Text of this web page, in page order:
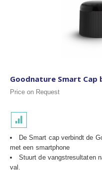
Goodnature Smart
Price on Request
De Smart cap verbindt de
met een smartphone
Stuurt de vangstresultaten
val.